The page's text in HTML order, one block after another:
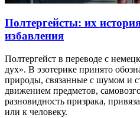
Полтергейсты: их
избавления
Полтергейст в переводе с
дух». В эзотерике принято
природы, связанные с шумом и
движением предметов,
разновидность призрака,
или к человеку.